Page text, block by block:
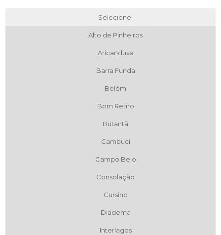
Selecione:
Alto de Pinheiros
Aricanduva
Barra Funda
Belém
Bom Retiro
Butantã
Cambuci
Campo Belo
Consolação
Cursino
Diadema
Interlagos